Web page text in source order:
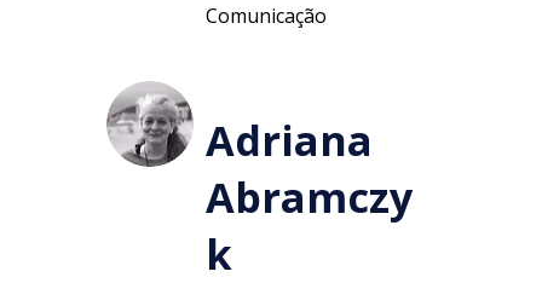
Comunicação
Adriana
Abramczy
k